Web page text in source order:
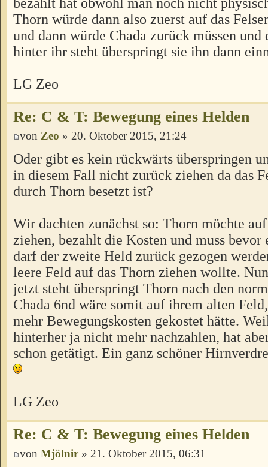
Thorn würde dann also zuerst auf das
und dann würde Chada zurück müssen
hinter ihr steht überspringt sie ihn dann
LG Zeo
Re: C & T: Bewegung eines Helden
von Zeo » 20. Oktober 2015, 21:24
Oder gibt es kein rückwärts überspringen
in diesem Fall nicht zurück ziehen da das
durch Thorn besetzt ist?
Wir dachten zunächst so: Thorn möchte
ziehen, bezahlt die Kosten und muss bevor
darf der zweite Held zurück gezogen
leere Feld auf das Thorn ziehen wollte.
jetzt steht überspringt Thorn nach den
Chada 6nd wäre somit auf ihrem alten
mehr Bewegungskosten gekostet hätte.
hinterher ja nicht mehr nachzahlen, hat
schon getätigt. Ein ganz schöner
LG Zeo
Re: C & T: Bewegung eines Helden
von Mjölnir » 21. Oktober 2015, 06:31